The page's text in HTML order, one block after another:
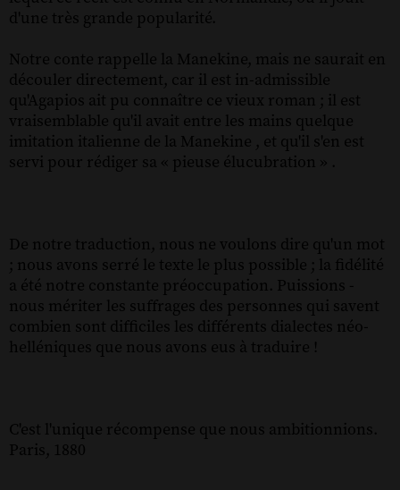
d'une très grande popularité.
Notre conte rappelle la Manekine, mais ne saurait en
découler directement, car il est in-admissible
qu'Agapios ait pu connaître ce vieux roman ; il est
vraisemblable qu'il avait entre les mains quelque
imitation italienne de la Manekine , et qu'il s'en est
servi pour rédiger sa « pieuse élucubration » .
De notre traduction, nous ne voulons dire qu'un mot
; nous avons serré le texte le plus possible ; la fidélité
a été notre constante préoccupation. Puissions -
nous mériter les suffrages des personnes qui savent
combien sont difficiles les différents dialectes néo-
helléniques que nous avons eus à traduire !
C'est l'unique récompense que nous ambitionnions.
Paris, 1880